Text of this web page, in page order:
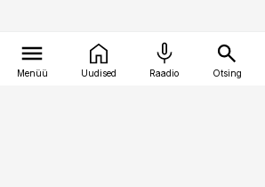
Menüü Uudised Raadio Otsing